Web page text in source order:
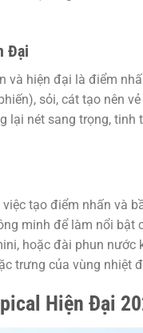
Đại
và hiện đại là điểm
sỏi, cát tạo nên
lại nét sang trọng,
tạo điểm nhấn và
minh để làm nổi bật
hoặc đài phun
trưng của vùng nhiệt
Hiện Đại